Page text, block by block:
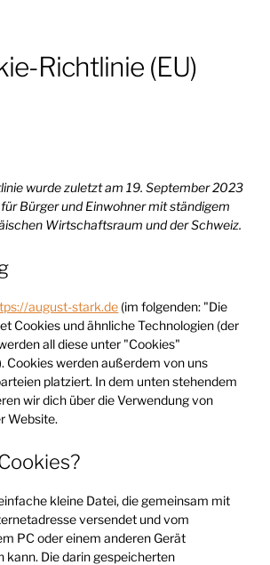
Richtlinie (EU)
wurde zuletzt am 19. September 2023
Bürger und Einwohner mit ständigem
Wirtschaftsraum und der Schweiz.
august-stark.de (im folgenden: "Die
Cookies und ähnliche Technologien (der
all diese unter "Cookies"
Cookies werden außerdem von uns
platziert. In dem unten stehendem
wir dich über die Verwendung von
Website.
kleine Datei, die gemeinsam mit
versendet und vom
PC oder einem anderen Gerät
kann. Die darin gespeicherten